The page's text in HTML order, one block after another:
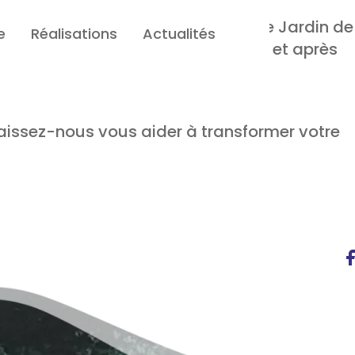
Réalisations
Actualités
nouvelle série d'articles 'Votre Jardin de
incroyables de jardins avant et après
accompagnés de photos
nous vous aider à transformer votre